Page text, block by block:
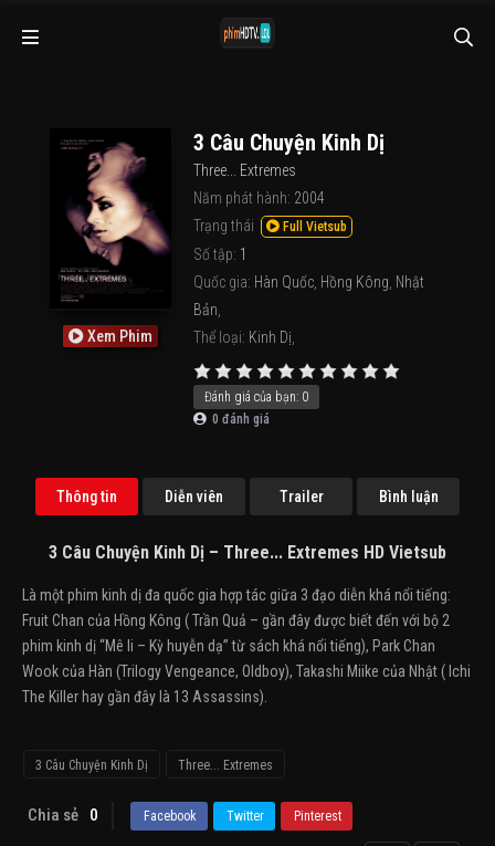
Xem Phim
3 Câu Chuyện Kinh Dị
Three... Extremes
Năm phát hành: 2004
Trạng thái
Full Vietsub
Số tập: 1
Quốc gia: Hàn Quốc Hồng Kông Nhật
Bản
Thể loại: Kinh Dị
Đánh giá của bạn: 0
0 đánh giá
Thông tin Diễn viên Trailer Bình luận
3 Câu Chuyện Kinh Dị – Three... Extremes HD Vietsub
Là một phim kinh dị đa quốc gia hợp tác giữa 3 đạo diễn khá nổi tiếng:
Fruit Chan của Hồng Kông ( Trần Quả – gần đây được biết đến với bộ 2
phim kinh dị “Mê li – Kỳ huyễn dạ” từ sách khá nổi tiếng), Park Chan
Wook của Hàn (Trilogy Vengeance, Oldboy), Takashi Miike của Nhật ( Ichi
The Killer hay gần đây là 13 Assassins).
3 Câu Chuyện Kinh Dị Three... Extremes
Chia sẻ 0 Facebook Twitter Pinterest